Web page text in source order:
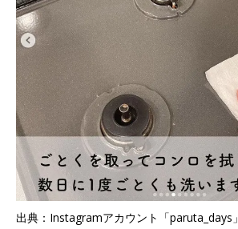
出典：Instagramアカウント「paruta_days」